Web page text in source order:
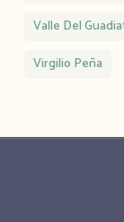
Valle Del
Virgilio Peña